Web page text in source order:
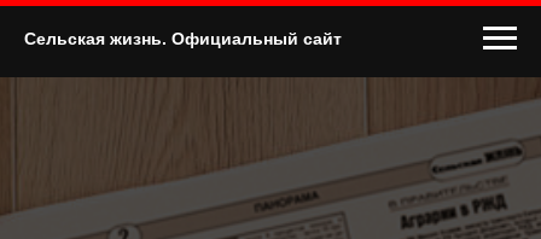
Сельская жизнь. Официальный сайт